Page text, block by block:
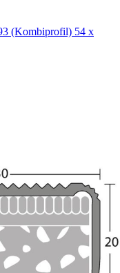
(Kombiprofil) 54 x